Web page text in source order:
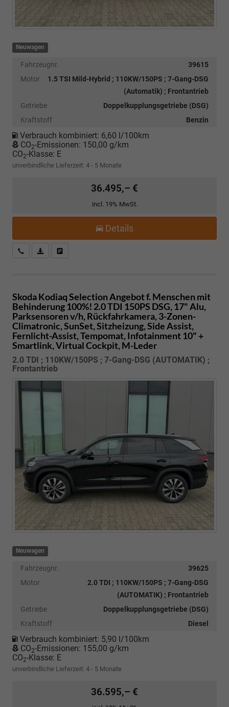
Neuwagen
Fahrzeugnr.
39615
Motor
1.5 TSI Mild-Hybrid ; 110KW/150PS ; 7-Gang-DSG
(Automatik) ; Frontantrieb
Getriebe
Doppelkupplungsgetriebe (DSG)
Kraftstoff
Benzin
Verbrauch kombiniert: 6,60 l/100km
CO2-Emissionen: 150,00 g/km
CO2-Klasse: E
unverbindliche Lieferzeit: 4 - 5 Monate
36.495,– €
incl. 19% MwSt.
Details
Kostenloser Rückruf-Service
PDF-Datei, Fahrzeugexposé drucken
Skoda KodiaqSelection Angebot f. Menschen mit
Behinderung 100%! 2.0 TDI 150PS DSG, 17" Alu,
Parksensoren v/h, Rückfahrkamera, 3-Zonen-
Climatronic, SunSet, Sitzheizung, Side Assist,
Fernlicht-Assist, Tempomat, Infotainment 10" +
Smartlink, Virtual Cockpit, M-Leder
2.0 TDI ; 110KW/150PS ; 7-Gang-DSG (AUTOMATIK) ;
Frontantrieb
Neuwagen
Fahrzeugnr.
39625
Motor
2.0 TDI ; 110KW/150PS ; 7-Gang-DSG
(AUTOMATIK) ; Frontantrieb
Getriebe
Doppelkupplungsgetriebe (DSG)
Kraftstoff
Diesel
Verbrauch kombiniert: 5,90 l/100km
CO2-Emissionen: 155,00 g/km
CO2-Klasse: E
unverbindliche Lieferzeit: 4 - 5 Monate
36.595,– €